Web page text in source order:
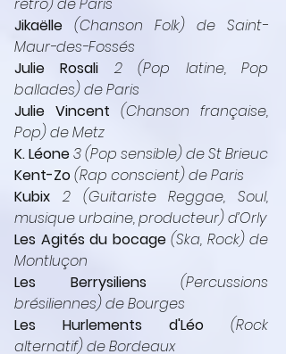
Jikaëlle (Chanson Folk) de Saint-
Maur-des-Fossés
Julie Rosali 2 (Pop latine, Pop
ballades) de Paris
Julie Vincent (Chanson française,
Pop) de Metz
K. Léone 3 (Pop sensible) de St Brieuc
Kent-Zo (Rap conscient) de Paris
Kubix 2 (Guitariste Reggae, Soul,
musique urbaine, producteur) d’Orly
Les Agités du bocage (Ska, Rock) de
Montluçon
Les Berrysiliens (Percussions
brésiliennes) de Bourges
Les Hurlements d'Léo (Rock
alternatif) de Bordeaux